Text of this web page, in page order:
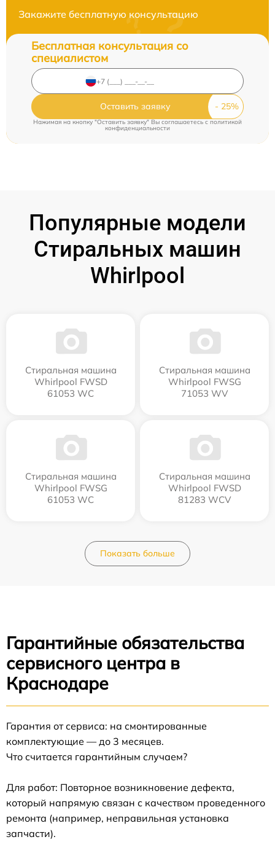
Закажите бесплатную консультацию
Бесплатная консультация со
специалистом
Оставить заявку
Нажимая на кнопку "Оставить заявку" Вы соглашаетесь c политикой
конфиденциальности
Популярные модели
Стиральных машин
Whirlpool
Стиральная машина
Whirlpool FWSD
61053 WC
Стиральная машина
Whirlpool FWSG
71053 WV
Стиральная машина
Whirlpool FWSG
61053 WC
Стиральная машина
Whirlpool FWSD
81283 WCV
Показать больше
Гарантийные обязательства
сервисного центра в
Краснодаре
Гарантия от сервиса: на смонтированные
комплектующие — до 3 месяцев.
Что считается гарантийным случаем?
Для работ: Повторное возникновение дефекта,
который напрямую связан с качеством проведенного
ремонта (например, неправильная установка
запчасти).